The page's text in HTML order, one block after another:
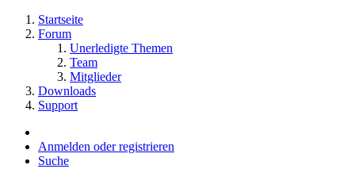
Startseite
Forum
Unerledigte Themen
Team
Mitglieder
Downloads
Support
Anmelden oder registrieren
Suche